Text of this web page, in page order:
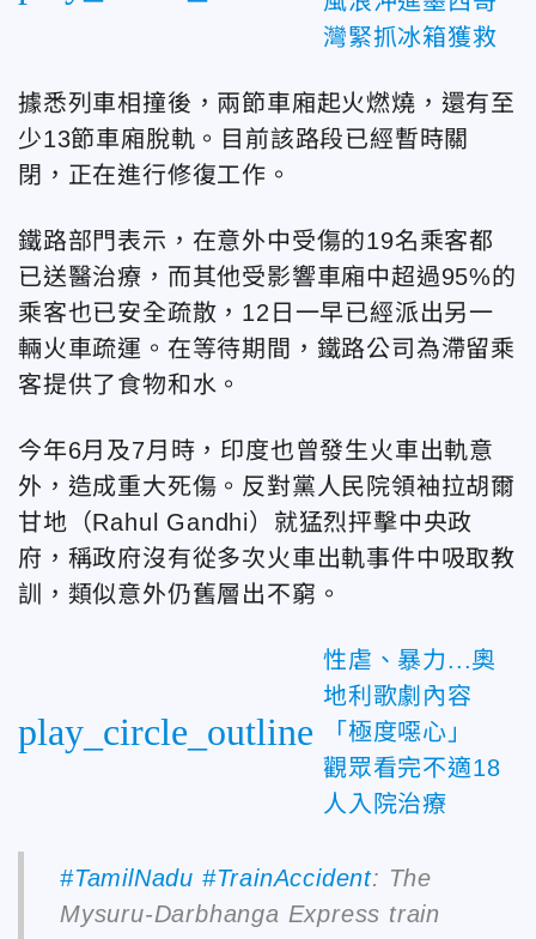
灣緊抓冰箱獲救
據悉列車相撞後，兩節車廂起火燃燒，還有至
少13節車廂脫軌。目前該路段已經暫時關
閉，正在進行修復工作。
鐵路部門表示，在意外中受傷的19名乘客都
已送醫治療，而其他受影響車廂中超過95%的
乘客也已安全疏散，12日一早已經派出另一
輛火車疏運。在等待期間，鐵路公司為滯留乘
客提供了食物和水。
今年6月及7月時，印度也曾發生火車出軌意
外，造成重大死傷。反對黨人民院領袖拉胡爾
甘地（Rahul Gandhi）就猛烈抨擊中央政
府，稱政府沒有從多次火車出軌事件中吸取教
訓，類似意外仍舊層出不窮。
play_circle_outline
性虐、暴力...奧
地利歌劇內容
「極度噁心」
觀眾看完不適18
人入院治療
#TamilNadu #TrainAccident: The
Mysuru-Darbhanga Express train